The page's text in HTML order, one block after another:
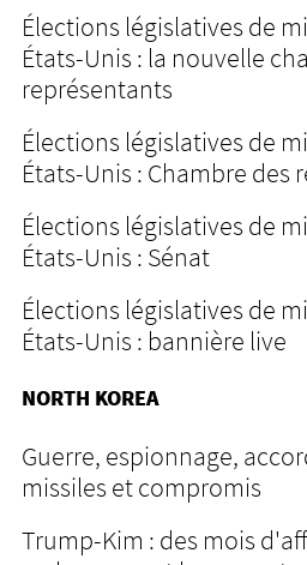
Élections législatives de
États-Unis : la nouvelle
représentants
Élections législatives de
États-Unis : Chambre des
Élections législatives de
États-Unis : Sénat
Élections législatives de
États-Unis : bannière live
NORTH KOREA
Guerre, espionnage,
missiles et compromis
Trump-Kim : des mois